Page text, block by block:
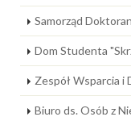
Samorząd
Dom Studenta
Zespół Wsparcia i
Biuro ds. Osób z